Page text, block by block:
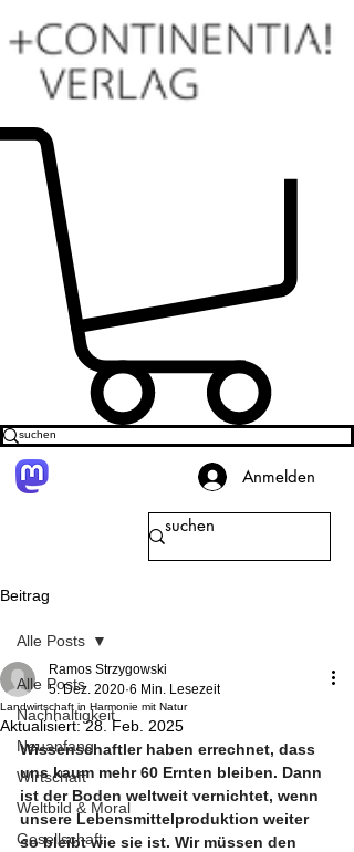
Anmelden
Beitrag
Alle Posts
Nachhaltigkeit
Neuanfang
Wirtschaft
Weltbild & Moral
Gesellschaft
Alle Posts
Landwirtschaft in Harmonie mit Natur
Ramos Strzygowski
5. Dez. 2020 6 Min. Lesezeit
Aktualisiert:28. Feb. 2025
Wissenschaftler haben errechnet, dass
uns kaum mehr 60 Ernten bleiben. Dann
ist der Boden weltweit vernichtet, wenn
unsere Lebensmittelproduktion weiter
so bleibt wie sie ist. Wir müssen den